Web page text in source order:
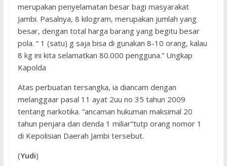
merupakan penyelamatan besar bagi masyarakat
Jambi. Pasalnya, 8 kilogram, merupakan jumlah yang
besar, dengan total harga barang yang begitu besar
pola. “ 1 (satu) g saja bisa di gunakan 8-10 orang, kalau
8 kg ini kita selamatkan 80.000 pengguna.” Ungkap
Kapolda
Atas perbuatan tersangka, ia diancam dengan
melanggaar pasal 11 ayat 2uu no 35 tahun 2009
tentang narkotika. “ancaman hukuman maksimal 20
tahun penjara dan denda 1 miliar”tutp orang nomor 1
di Kepolisian Daerah Jambi tersebut.
(Yudi)